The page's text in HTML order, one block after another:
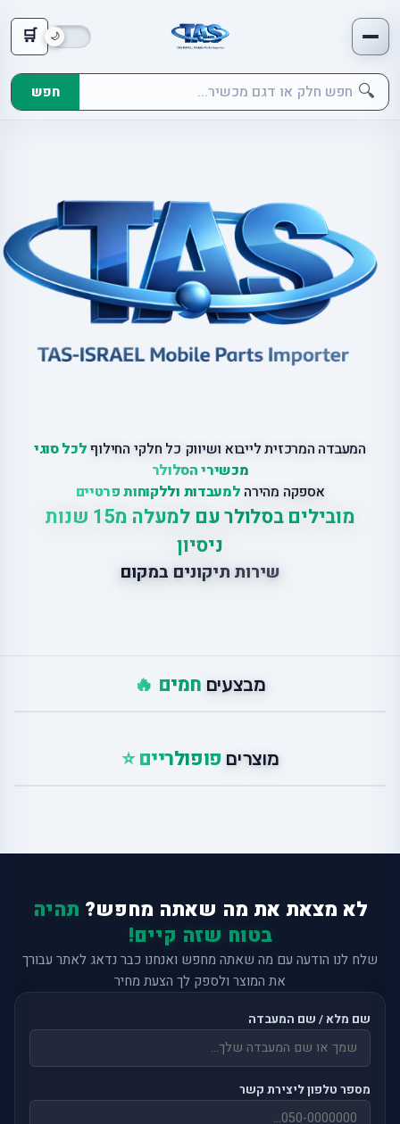
🛒
🔍 חפש
המעבדה המרכזית לייבוא ושיווק כל חלקי החילוףלכל סוגי
מכשירי הסלולר
אספקה מהירה למעבדות וללקוחות פרטיים
מובילים בסלולר עם למעלה מ15 שנות
ניסיון
שירות תיקונים במקום
מבצעים חמים 🔥
מוצרים פופולריים ⭐
לא מצאת את מה שאתה מחפש? תהיה
בטוח שזה קיים!
שלח לנו הודעה עם מה שאתה מחפש ואנחנו כבר נדאג לאתר עבורך
את המוצר ולספק לך הצעת מחיר
שם מלא / שם המעבדה
מספר טלפון ליצירת קשר